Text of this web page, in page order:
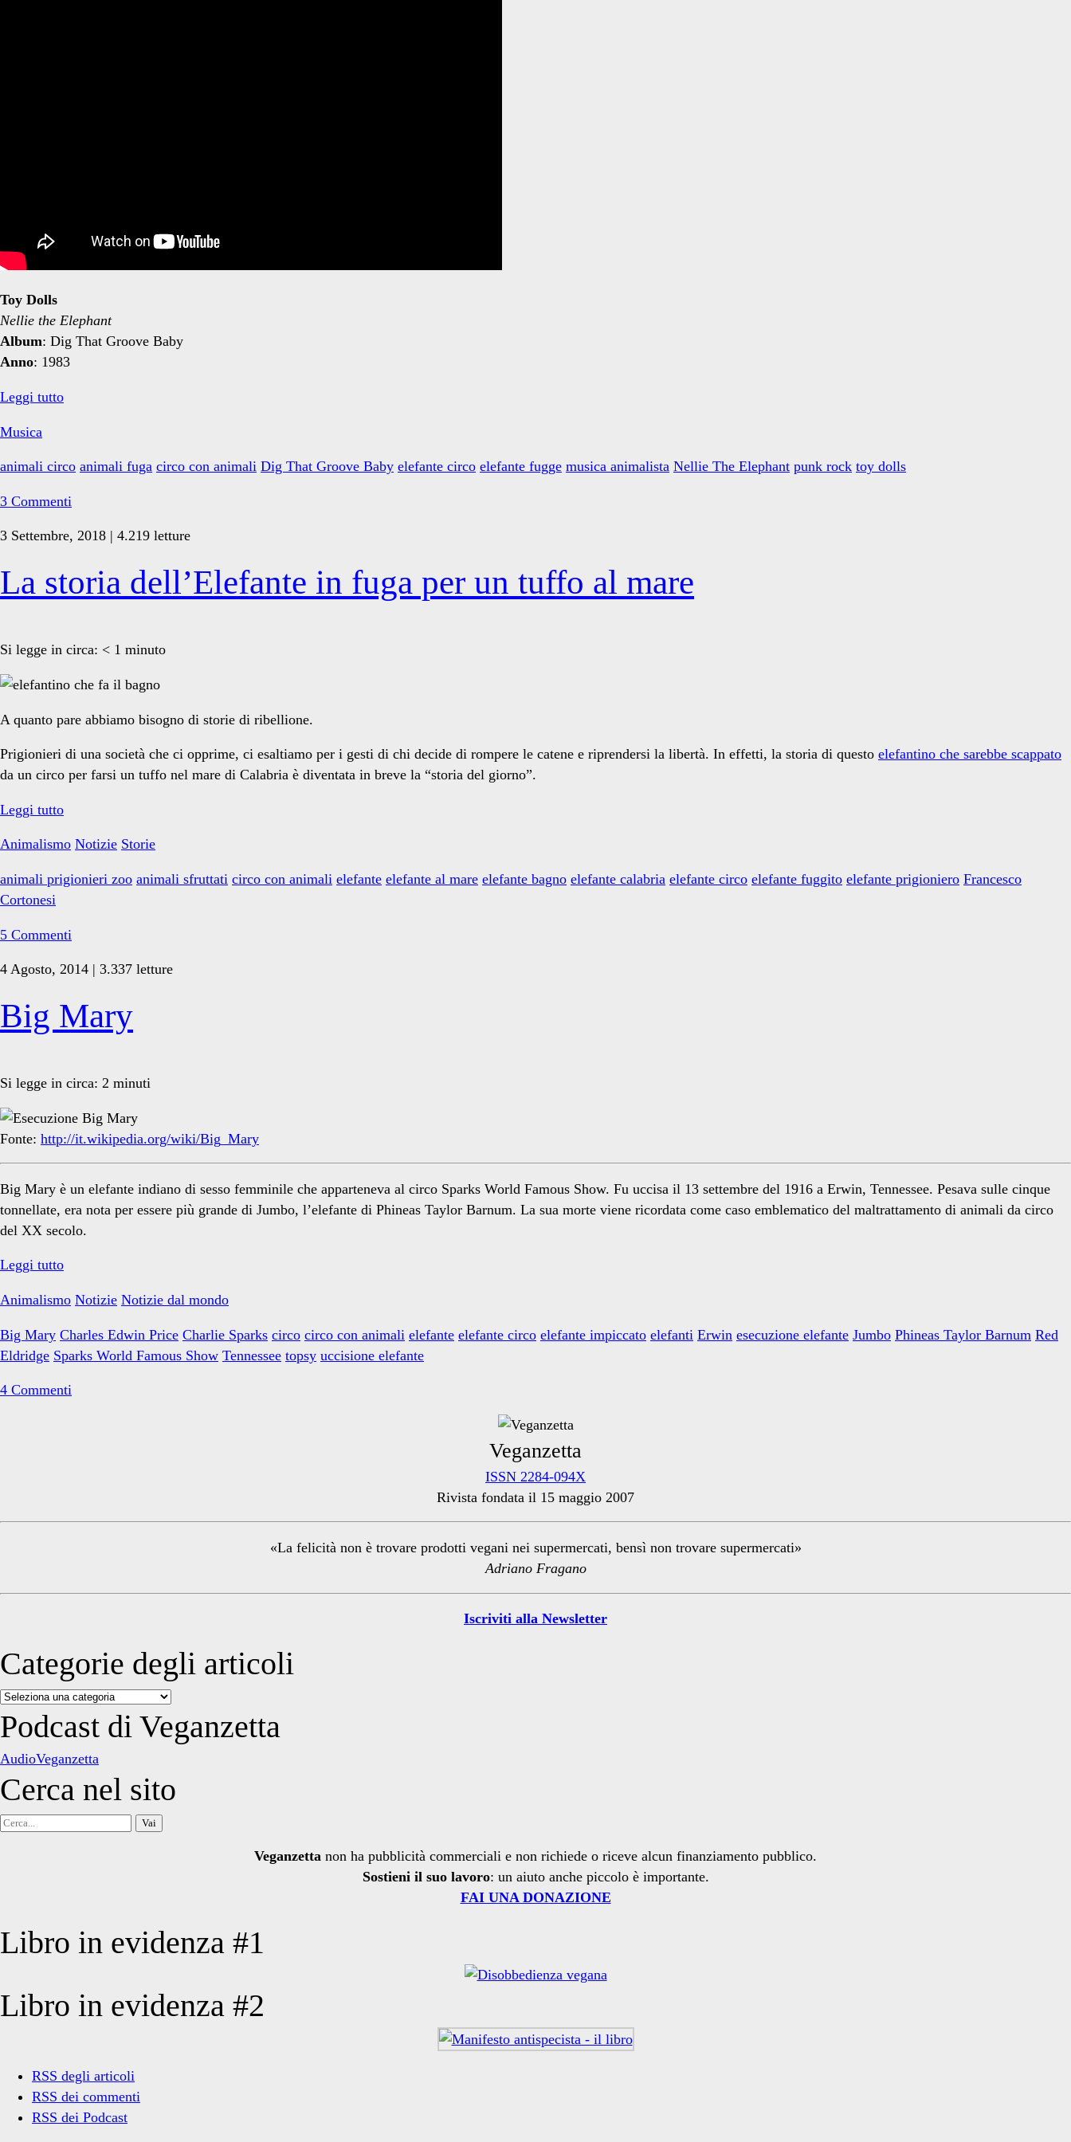
Toy Dolls
Nellie the Elephant
Album: Dig That Groove Baby
Anno: 1983
Leggi tuttoToy
Musica
animali circo animali fuga circo con animali Dig That Groove Baby elefante circo elefante fugge musica animalista Nellie The Elephant punk rock toy dolls
3 Commenti
3 Settembre, 2018 | 4.219 letture
La storia dell’Elefante in fuga per un tuffo al mare
Si legge in circa: < 1 minuto
A quanto pare abbiamo bisogno di storie di ribellione.
Prigionieri di una società che ci opprime, ci esaltiamo per i gesti di chi decide di rompere le catene e riprendersi la libertà. In effetti, la storia di questo elefantino che sarebbe scappato
da un circo per farsi un tuffo nel mare di Calabria è diventata in breve la “storia del giorno”.
Leggi tuttoLa
dell’Elefante
in
fuga
un
al
Animalismo Notizie Storie
animali prigionieri zoo animali sfruttati circo con animali elefante elefante al mare elefante bagno elefante calabria elefante circo elefante fuggito elefante prigioniero Francesco
Cortonesi
5 Commenti
4 Agosto, 2014 | 3.337 letture
Big Mary
Si legge in circa: 2 minuti
Fonte: http://it.wikipedia.org/wiki/Big_Mary
Big Mary è un elefante indiano di sesso femminile che apparteneva al circo Sparks World Famous Show. Fu uccisa il 13 settembre del 1916 a Erwin, Tennessee. Pesava sulle cinque
tonnellate, era nota per essere più grande di Jumbo, l’elefante di Phineas Taylor Barnum. La sua morte viene ricordata come caso emblematico del maltrattamento di animali da circo
del XX secolo.
Leggi tuttoBig
Animalismo Notizie Notizie dal mondo
Big Mary Charles Edwin Price Charlie Sparks circo circo con animali elefante elefante circo elefante impiccato elefanti Erwin esecuzione elefante Jumbo Phineas Taylor Barnum Red
Eldridge Sparks World Famous Show Tennessee topsy uccisione elefante
4 Commenti
Sidebar
Veganzetta
ISSN 2284-094X
Rivista fondata il 15 maggio 2007
«La felicità non è trovare prodotti vegani nei supermercati, bensì non trovare supermercati»
Adriano Fragano
Iscriviti alla Newsletter
Categorie degli articoli
Categorie
degli
articoli
Podcast di Veganzetta
AudioVeganzetta
Cerca nel sito
Cerca
Veganzetta non ha pubblicità commerciali e non richiede o riceve alcun finanziamento pubblico.
Sostieni il suo lavoro: un aiuto anche piccolo è importante.
FAI UNA DONAZIONE
Libro in evidenza #1
Libro in evidenza #2
RSS degli articoli
RSS dei commenti
RSS dei Podcast